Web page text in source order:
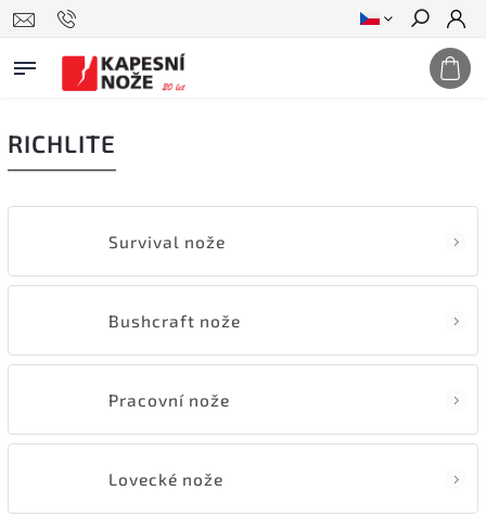
Hledat
RICHLITE
Survival nože
Bushcraft nože
Pracovní nože
Lovecké nože